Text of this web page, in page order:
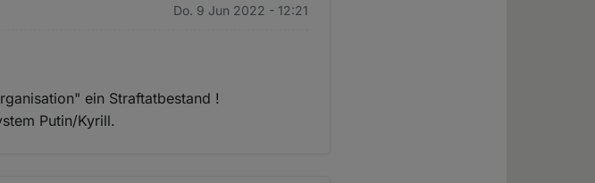
Do. 9 Jun 2022 - 12:21
ein Straftatbestand !
Putin/Kyrill.